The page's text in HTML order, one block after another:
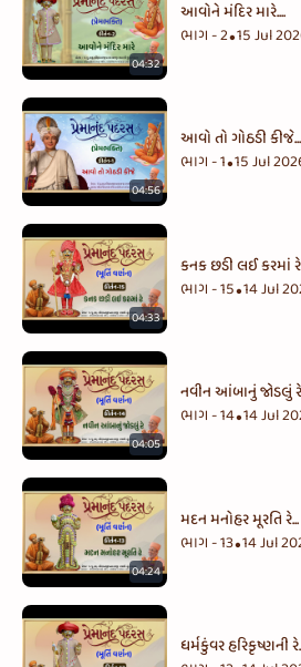
04:32
આવોને મંદિર મારે....
ભાગ - 2•15 Jul
04:56
આવો તો ગોઠડી
ભાગ - 1•15 Jul
04:33
કનક છડી લઈ કરમાં
ભાગ - 15•14 Jul
04:05
નવીન આંબાનું જોડલું
ભાગ - 14•14 Jul
04:24
મદન મનોહર મૂરતિ રે...
ભાગ - 13•14 Jul
ધર્મકુંવર હરિકૃષ્ણની